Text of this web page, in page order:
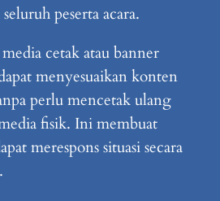
peserta acara.
cetak atau banner
menyesuaikan konten
perlu mencetak ulang
fisik. Ini membuat
merespons situasi secara